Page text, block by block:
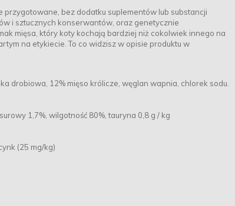
przygotowane, bez dodatku suplementów lub substancji
i sztucznych konserwantów, oraz genetycznie
mięsa, który koty kochają bardziej niż cokolwiek innego na
na etykiecie. To co widzisz w opisie produktu w
drobiowa, 12% mięso królicze, węglan wapnia, chlorek sodu.
1,7%, wilgotność 80%, tauryna 0,8 g / kg
(25 mg/kg)